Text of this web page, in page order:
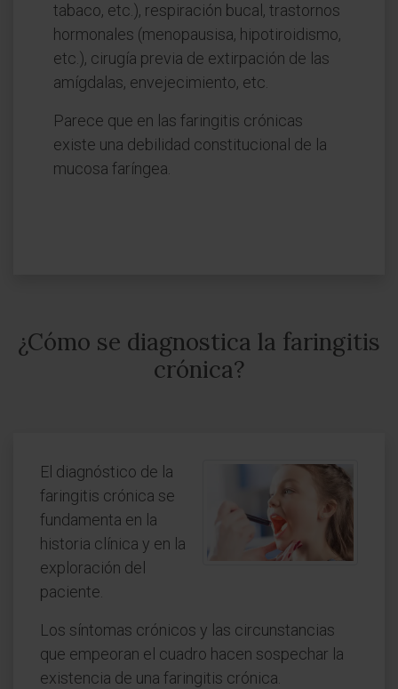
tabaco, etc.), respiración bucal, trastornos
hormonales (menopausisa, hipotiroidismo,
etc.), cirugía previa de extirpación de las
amígdalas, envejecimiento, etc.
Parece que en las faringitis crónicas
existe una debilidad constitucional de la
mucosa faríngea.
¿Cómo se diagnostica la faringitis
crónica?
El diagnóstico de la
faringitis crónica se
fundamenta en la
historia clínica y en la
exploración del
paciente.
Los síntomas crónicos y las circunstancias
que empeoran el cuadro hacen sospechar la
existencia de una faringitis crónica.